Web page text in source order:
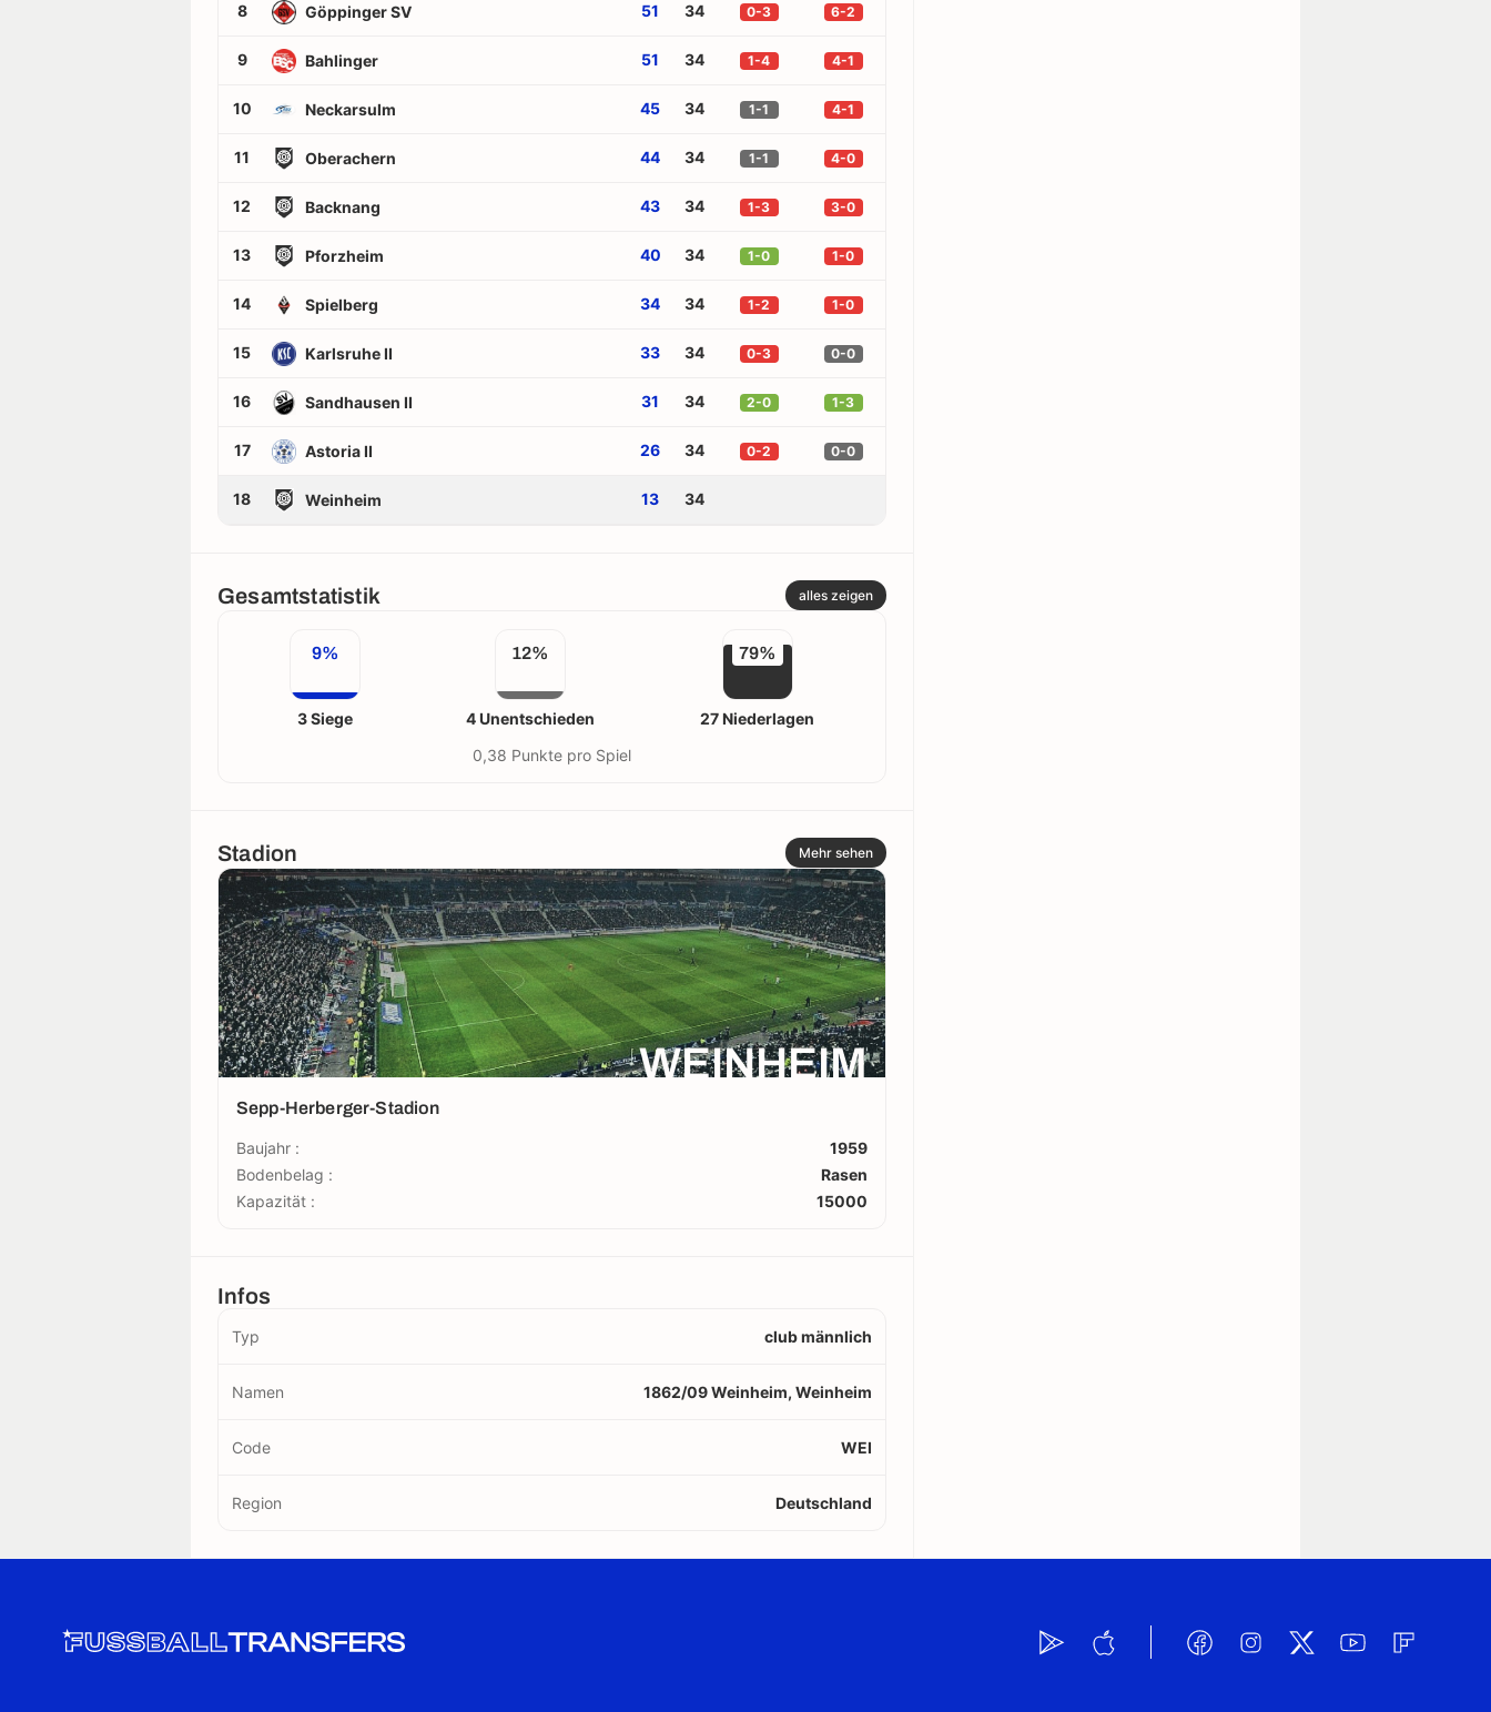
8 Göppinger SV 51 34 0-3 6-2
9 Bahlinger 51 34 1-4 4-1
10 Neckarsulm 45 34 1-1 4-1
11 Oberachern 44 34 1-1 4-0
12 Backnang 43 34 1-3 3-0
13 Pforzheim 40 34 1-0 1-0
14 Spielberg 34 34 1-2 1-0
15 Karlsruhe II 33 34 0-3 0-0
16 Sandhausen II 31 34 2-0 1-3
17 Astoria II 26 34 0-2 0-0
18 Weinheim 13 34
Gesamtstatistik alles zeigen
9%
3 Siege
12%
4 Unentschieden
79%
27 Niederlagen
0,38 Punkte pro Spiel
Stadion Mehr sehen
WEINHEIM
Sepp-Herberger-Stadion
Baujahr :
1959
Bodenbelag :
Rasen
Kapazität :
15000
Infos
Typ club männlich
Namen 1862/09 Weinheim, Weinheim
Code WEI
Region Deutschland